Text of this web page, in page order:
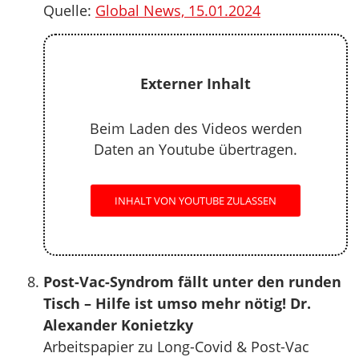
Quelle: Global News, 15.01.2024
Externer Inhalt
Beim Laden des Videos werden
Daten an Youtube übertragen.
INHALT VON YOUTUBE ZULASSEN
Post-Vac-Syndrom fällt unter den runden
Tisch – Hilfe ist umso mehr nötig! Dr.
Alexander Konietzky
Arbeitspapier zu Long-Covid & Post-Vac